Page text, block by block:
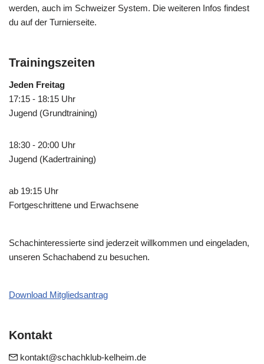
werden, auch im Schweizer System. Die weiteren Infos findest
du auf der Turnierseite.
Trainingszeiten
Jeden Freitag
17:15 - 18:15 Uhr
Jugend (Grundtraining)
18:30 - 20:00 Uhr
Jugend (Kadertraining)
ab 19:15 Uhr
Fortgeschrittene und Erwachsene
Schachinteressierte sind jederzeit willkommen und eingeladen,
unseren Schachabend zu besuchen.
Download Mitgliedsantrag
Kontakt
kontakt@schachklub-kelheim.de